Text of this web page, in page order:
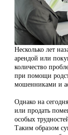
Несколько лет
арендой или
количество
при помощи
мошенниками и
Однако на
или продать
особых
Таким образом